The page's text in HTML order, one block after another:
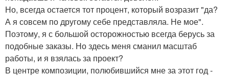
Но, всегда остается тот процент, который возразит "да?
А я совсем по другому себе представляла. Не мое".
Поэтому, я с большой осторожностью всегда берусь за
подобные заказы. Но здесь меня сманил масштаб
работы, и я взялась за проект?
В центре композиции, полюбившийся мне за этот год -